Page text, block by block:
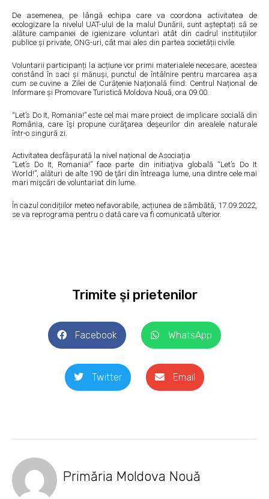
De asemenea, pe lângă echipa care va coordona activitatea de
ecologizare la nivelul UAT-ului de la malul Dunării, sunt așteptați să se
alăture campaniei de igienizare voluntari atât din cadrul instituțiilor
publice și private, ONG-uri, cât mai ales din partea societății civile.
Voluntarii participanți la acțiune vor primi materialele necesare, acestea
constând în saci și mănuși, punctul de întâlnire pentru marcarea așa
cum se cuvine a Zilei de Curățenie Națională fiind: Centrul Național de
Informare și Promovare Turistică Moldova Nouă, ora 09.00.
“Let’s Do It, Romania!” este cel mai mare proiect de implicare socială din
România, care îşi propune curăţarea deşeurilor din arealele naturale
într-o singură zi.
Activitatea desfășurată la nivel național de Asociația
“Let’s Do It, Romania!” face parte din initiaţiva globală “Let’s Do It
World!”, alături de alte 190 de ţări din întreaga lume, una dintre cele mai
mari mişcări de voluntariat din lume.
În cazul condițiilor meteo nefavorabile, acțiunea de sâmbătă, 17.09.2022,
se va reprograma pentru o dată care va fi comunicată ulterior.
Trimite şi prietenilor
Facebook WhatsApp
Twitter Email
Primăria Moldova Nouă